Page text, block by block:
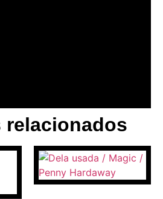
CON
1
Click Here
relacionados